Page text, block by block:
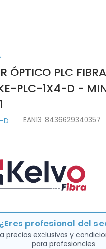
ÓPTICO PLC
PLC-1X4-D -
D EAN13: 8436629340357
¿Eres profesional del
precios exclusivos y
para profesionales